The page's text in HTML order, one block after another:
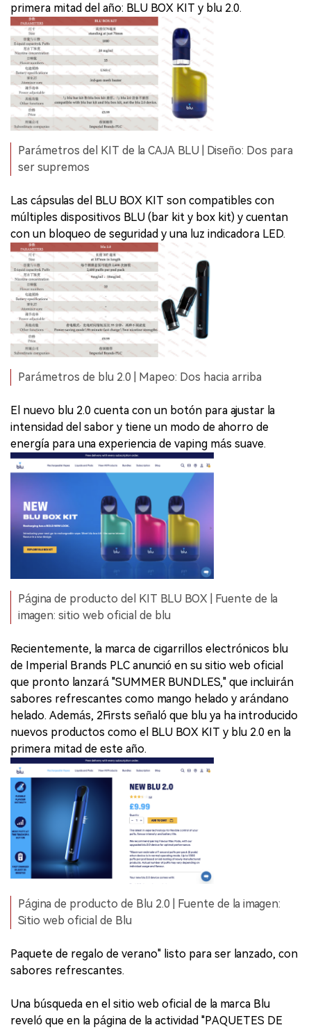
primera mitad del año: BLU BOX KIT y blu 2.0.
Parámetros del KIT de la CAJA BLU | Diseño: Dos para
ser supremos
Las cápsulas del BLU BOX KIT son compatibles con
múltiples dispositivos BLU (bar kit y box kit) y cuentan
con un bloqueo de seguridad y una luz indicadora LED.
Parámetros de blu 2.0 | Mapeo: Dos hacia arriba
El nuevo blu 2.0 cuenta con un botón para ajustar la
intensidad del sabor y tiene un modo de ahorro de
energía para una experiencia de vaping más suave.
Página de producto del KIT BLU BOX | Fuente de la
imagen: sitio web oficial de blu
Recientemente, la marca de cigarrillos electrónicos blu
de Imperial Brands PLC anunció en su sitio web oficial
que pronto lanzará "SUMMER BUNDLES," que incluirán
sabores refrescantes como mango helado y arándano
helado. Además, 2Firsts señaló que blu ya ha introducido
nuevos productos como el BLU BOX KIT y blu 2.0 en la
primera mitad de este año.
Página de producto de Blu 2.0 | Fuente de la imagen:
Sitio web oficial de Blu
Paquete de regalo de verano" listo para ser lanzado, con
sabores refrescantes.
Una búsqueda en el sitio web oficial de la marca Blu
reveló que en la página de la actividad "PAQUETES DE